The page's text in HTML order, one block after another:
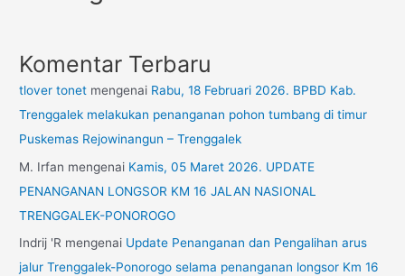
Komentar Terbaru
tlover tonet mengenai Rabu, 18 Februari 2026. BPBD Kab.
Trenggalek melakukan penanganan pohon tumbang di timur
Puskemas Rejowinangun – Trenggalek
M. Irfan mengenai Kamis, 05 Maret 2026. UPDATE
PENANGANAN LONGSOR KM 16 JALAN NASIONAL
TRENGGALEK-PONOROGO
Indrij 'R mengenai Update Penanganan dan Pengalihan arus
jalur Trenggalek-Ponorogo selama penanganan longsor Km 16